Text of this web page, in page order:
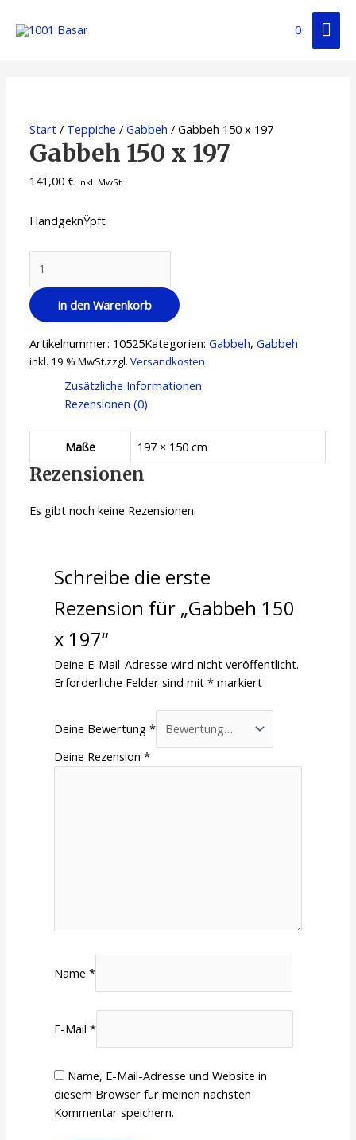
0
Start / Teppiche /Gabbeh / Gabbeh 150 x 197
Gabbeh 150 x 197
141,00€ inkl. MwSt
HandgeknŸpft
In den Warenkorb
Artikelnummer: 10525Kategorien:Gabbeh,Gabbeh
inkl. 19 % MwSt.zzgl.Versandkosten
Zusätzliche Informationen
Rezensionen (0)
Maße 197 × 150 cm
Rezensionen
Es gibt noch keine Rezensionen.
Schreibe die erste
Rezension für „Gabbeh 150
x 197“
Deine E-Mail-Adresse wird nicht veröffentlicht.
Erforderliche Felder sind mit* markiert
Deine Bewertung*
Deine Rezension*
Name*
E-Mail*
Name, E-Mail-Adresse und Website in
diesem Browser für meinen nächsten
Kommentar speichern.